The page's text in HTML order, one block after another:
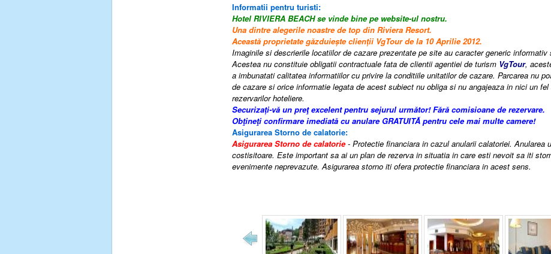
Informatii pentru turisti:
Hotel RIVIERA BEACH se vinde bine pe website-ul nostru.
Una dintre alegerile noastre de top din Riviera Resort.
Această proprietate găzduiește clienții VgTour de la 10 Aprilie 2012.
Imaginile si descrierile locatiilor de cazare prezentate pe site au caracter generic
Acestea nu constituie obligatii contractuale fata de clientii agentiei de turism VgTour,
a imbunatati calitatea informatiilor cu privire la conditiile unitatilor de cazare. Parcarea nu
de cazare si orice informatie legata de acest subiect nu obliga si nu angajeaza in nici un
rezervarilor hoteliere.
Securizați-vă un preţ excelent pentru sejurul următor!Fără comisioane de rezervare.
Obţineţi confirmare imediată cu anulare GRATUITĂ pentru cele mai multe camere!
Asigurarea Storno de calatorie:
Asigurarea Storno de calatorie- Protectie financiara in cazul anularii calatoriei. Anularea
costisitoare. Este important sa ai un plan de rezerva in situatia in care esti nevoit sa iti
evenimente neprevazute. Asigurarea storno iti ofera protectie financiara in acest sens.